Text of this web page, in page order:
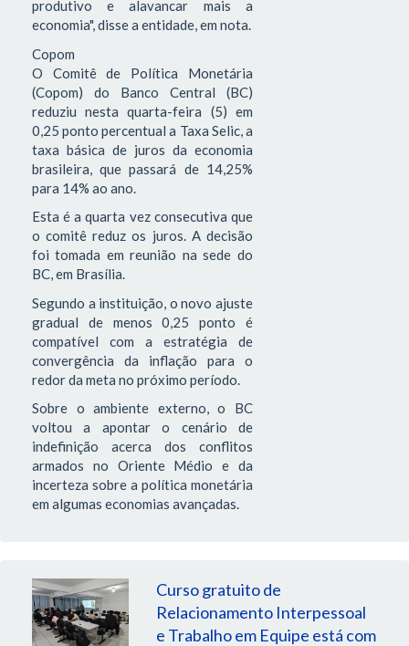
produtivo e alavancar mais a
economia", disse a entidade, em nota.
Copom
O Comitê de Política Monetária
(Copom) do Banco Central (BC)
reduziu nesta quarta-feira (5) em
0,25 ponto percentual a Taxa Selic, a
taxa básica de juros da economia
brasileira, que passará de 14,25%
para 14% ao ano.
Esta é a quarta vez consecutiva que
o comitê reduz os juros. A decisão
foi tomada em reunião na sede do
BC, em Brasília.
Segundo a instituição, o novo ajuste
gradual de menos 0,25 ponto é
compatível com a estratégia de
convergência da inflação para o
redor da meta no próximo período.
Sobre o ambiente externo, o BC
voltou a apontar o cenário de
indefinição acerca dos conflitos
armados no Oriente Médio e da
incerteza sobre a política monetária
em algumas economias avançadas.
Curso gratuito de
Relacionamento Interpessoal
e Trabalho em Equipe está com